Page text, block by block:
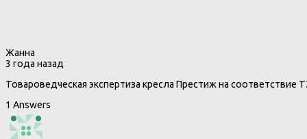
Жанна
3 года назад
Товароведческая экспертиза кресла Престиж на соответствие
1 Answers